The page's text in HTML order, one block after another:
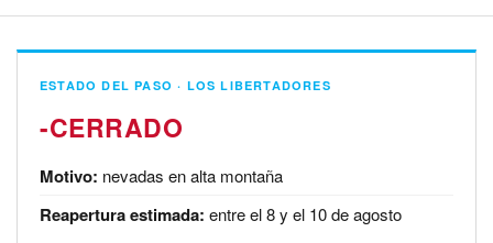
ESTADO DEL PASO · LOS LIBERTADORES
-
Motivo: nevadas en alta montaña
Reapertura estimada: entre el 8 y el 10 de agosto